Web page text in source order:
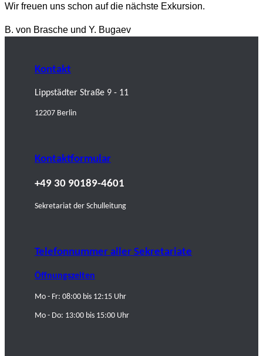
Wir freuen uns schon auf die nächste Exkursion.
B. von Brasche und Y. Bugaev
Kontakt
Lippstädter Straße 9 - 11
12207 Berlin
Kontaktformular
+49 30 90189-4601
Sekretariat der Schulleitung
Telefonnummer aller Sekretariate
Öffnungszeiten
Mo - Fr: 08:00 bis 12:15 Uhr
Mo - Do: 13:00 bis 15:00 Uhr